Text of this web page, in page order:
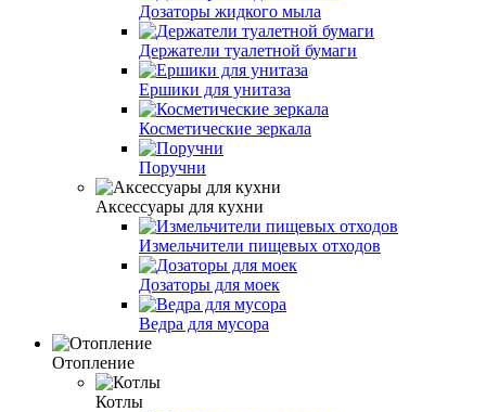
Дозаторы жидкого мыла
Держатели туалетной бумаги
Ершики для унитаза
Косметические зеркала
Поручни
Аксессуары для кухни
Измельчители пищевых отходов
Дозаторы для моек
Ведра для мусора
Отопление
Котлы